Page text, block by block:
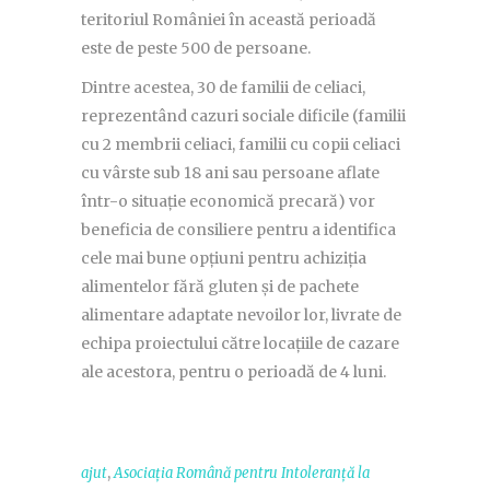
teritoriul României în această perioadă
este de peste 500 de persoane.
Dintre acestea, 30 de familii de celiaci,
reprezentând cazuri sociale dificile (familii
cu 2 membrii celiaci, familii cu copii celiaci
cu vârste sub 18 ani sau persoane aflate
într-o situație economică precară) vor
beneficia de consiliere pentru a identifica
cele mai bune opțiuni pentru achiziția
alimentelor fără gluten și de pachete
alimentare adaptate nevoilor lor, livrate de
echipa proiectului către locațiile de cazare
ale acestora, pentru o perioadă de 4 luni.
ajut,Asociația Română pentru Intoleranță la